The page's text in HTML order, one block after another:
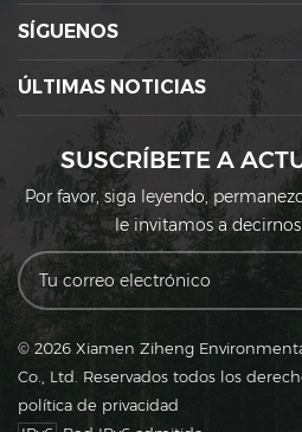
SÍGUENOS
ÚLTIMAS NOTICIAS
SUSCRÍBETE A
Por favor, siga leyendo,
le invitamos a
© 2026 Xiamen Ziheng
Co., Ltd. Reservados todos los
política de privacidad